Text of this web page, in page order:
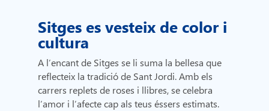
Sitges es vesteix de color i
cultura
A l’encant de Sitges se li suma la bellesa que
reflecteix la tradició de Sant Jordi. Amb els
carrers replets de roses i llibres, se celebra
l’amor i l’afecte cap als teus éssers estimats.